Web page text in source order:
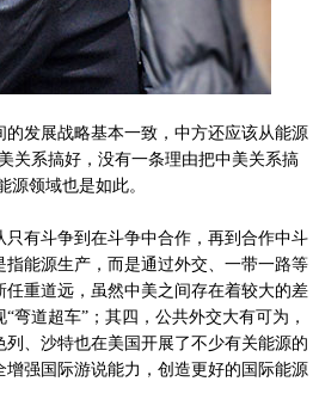
发展战略基本一致，中方还应该从能源
关系搞好，没有一条理由把中美关系搞
源领域也是如此。
有斗争到在斗争中合作，再到合作中斗
能源生产，而是通过外交、一带一路等
重道远，虽然中美之间存在着较大的差
弯道超车”；其四，公共外交大有可为，
、沙特也在美国开展了不少有关能源的
强国际游说能力，创造更好的国际能源